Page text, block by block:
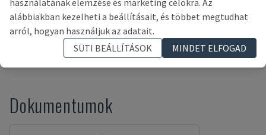
*A megjelenített adatok és a tényleges adatok között
eltérések lehetnek, ezt az értékesítési képviselőnek kell
megerősítenie.
Dokumentumok
használatának elemzése és marketing célokra. Az
alábbiakban kezelheti a beállításait, és többet megtudhat
arról, hogyan használjuk az adatait.
SÜTI BEÁLLÍTÁSOK
MINDET ELFOGAD